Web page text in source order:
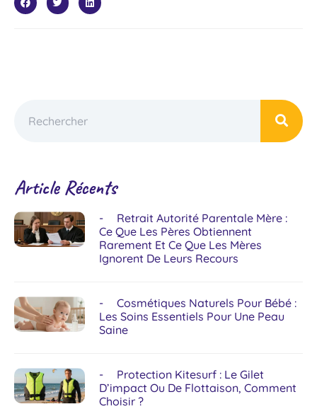
Article Récents
Retrait Autorité Parentale Mère :
Ce Que Les Pères Obtiennent
Rarement Et Ce Que Les Mères
Ignorent De Leurs Recours
Cosmétiques Naturels Pour Bébé :
Les Soins Essentiels Pour Une Peau
Saine
Protection Kitesurf : Le Gilet
D’impact Ou De Flottaison, Comment
Choisir ?